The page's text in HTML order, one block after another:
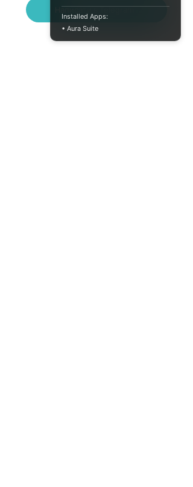
Написати в Telegram
Installed Apps:
• Aura Suite